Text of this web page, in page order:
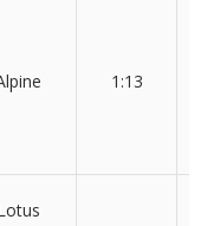
1:13